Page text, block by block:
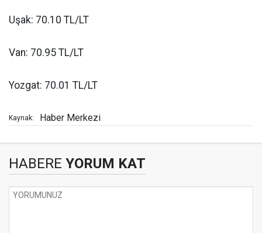
Uşak: 70.10 TL/LT
Van: 70.95 TL/LT
Yozgat: 70.01 TL/LT
Kaynak: Haber Merkezi
HABERE YORUM KAT